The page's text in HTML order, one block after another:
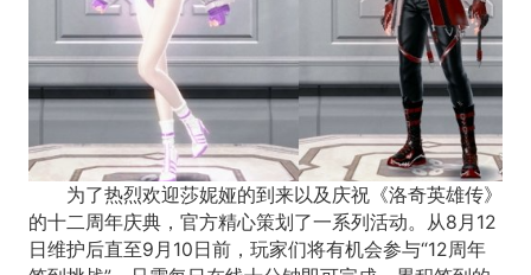
为了热烈欢迎莎妮娅的到来以及庆祝《洛奇英雄传》
的十二周年庆典，官方精心策划了一系列活动。从8月12
日维护后直至9月10日前，玩家们将有机会参与“12周年